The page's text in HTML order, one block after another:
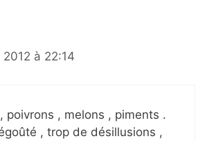
à 22:14
poivrons , melons , piments .
, trop de désillusions ,